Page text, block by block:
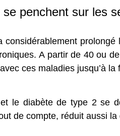
penchent sur les
A partir de 40 ou
ces maladies jusqu’à la
le diabète de type 2 se
de compte, réduit aussi la